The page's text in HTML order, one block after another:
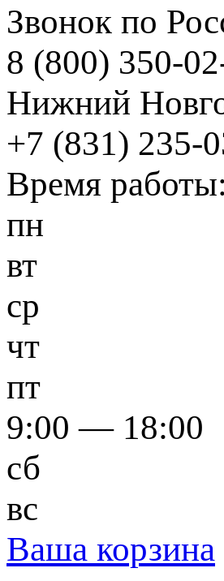
Звонок по
8 (800) 350-
Нижний
+7 (831) 235-
Время работы:
пн
вт
ср
чт
пт
9:00 — 18:00
сб
вс
Ваша корзина